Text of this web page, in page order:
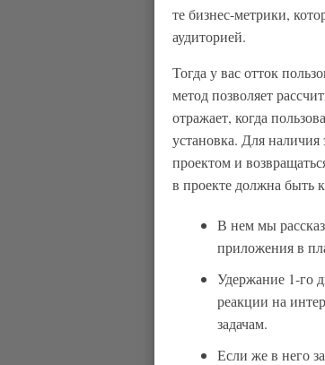
те бизнес-метрики,
аудиторией.
Тогда у вас отток
метод позволяет
отражает, когда
установка. Для наличия
проектом и
в проекте должна быть
В нем мы
приложения в
Удержание 1-го
реакции на
задачам.
Если же в него